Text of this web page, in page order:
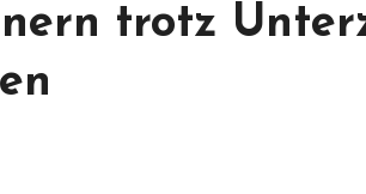
trotz